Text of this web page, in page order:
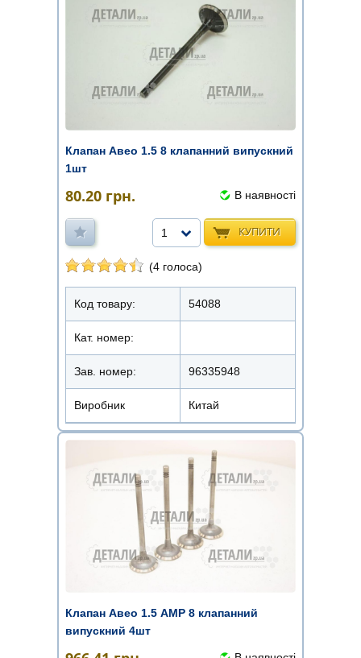
Клапан Авео 1.5 8 клапанний випускний
1шт
80.20 грн. В наявності
КУПИТИ
1
(4 голоса)
Код товару: 54088
Кат. номер:
Зав. номер: 96335948
Виробник Китай
Клапан Авео 1.5 AMP 8 клапанний
випускний 4шт